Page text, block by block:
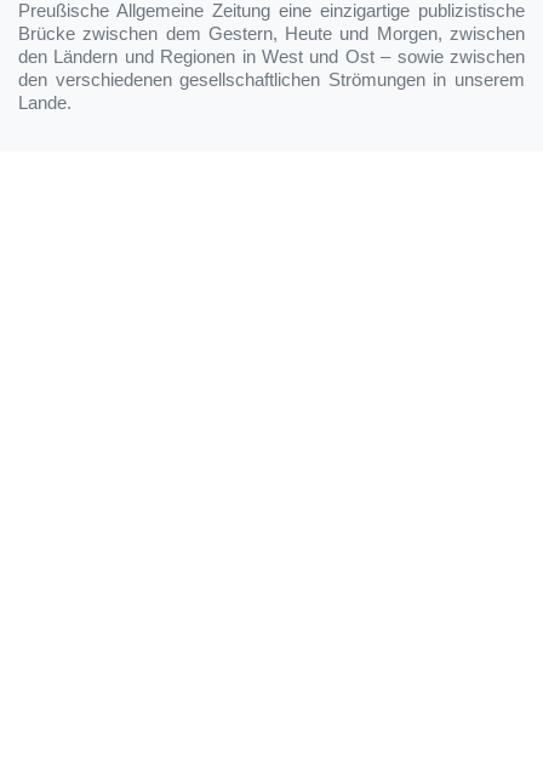
Preußische Allgemeine Zeitung eine einzigartige publizistische
Brücke zwischen dem Gestern, Heute und Morgen, zwischen
den Ländern und Regionen in West und Ost – sowie zwischen
den verschiedenen gesellschaftlichen Strömungen in unserem
Lande.